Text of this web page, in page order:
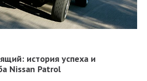
история успеха и
Nissan Patrol